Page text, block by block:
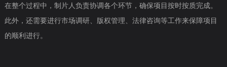
在整个过程中，制片人负责协调各个环节，确保项目按时按质完成。
此外，还需要进行市场调研、版权管理、法律咨询等工作来保障项目
的顺利进行。